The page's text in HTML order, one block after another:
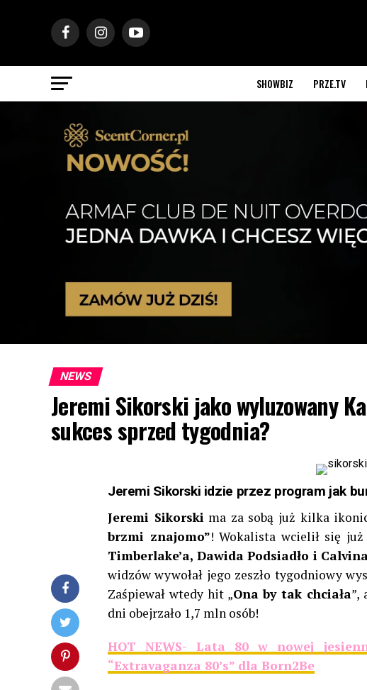
SHOWBIZ PRZE.TV
NEWS
Jeremi Sikorski jako wyluzowany
sukces sprzed tygodnia?
Jeremi Sikorski idzie przez program jak
Jeremi Sikorskima za sobą już kilka
brzmi znajomo”! Wokalista wcielił się już
Timberlake’a, Dawida Podsiadło i
widzów wywołał jego zeszło tygodniowy
Zaśpiewał wtedy hit „Ona by tak chciała”,
dni obejrzało 1,7 mln osób!
HOT NEWS- Lata 80 w nowej
“Extravaganza 80’s” dla Born2Be